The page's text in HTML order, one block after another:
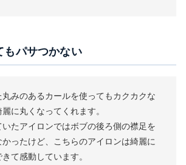
もパサつかない
みのあるカールを使ってもカクカクな
に丸くなってくれます。
たアイロンではボブの後ろ側の襟足を
かったけど、こちらのアイロンは綺麗に
て感動しています。